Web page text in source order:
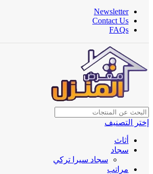
Newsletter
Contact Us
FAQs
إختر التصنيف
أثاث
سجاد
سجاد سيرا تركي
مراتب